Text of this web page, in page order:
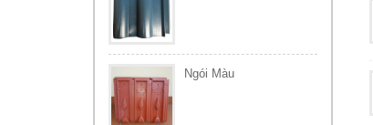
Ngói Màu